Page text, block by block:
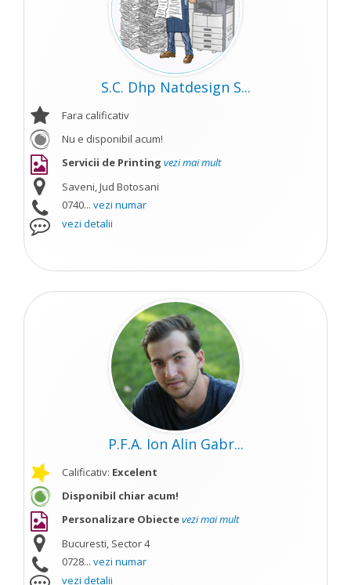
S.C. Dhp Natdesign S...
Fara calificativ
Nu e disponibil acum!
Servicii de Printing vezi mai mult
Saveni, Jud Botosani
0740... vezi numar
vezi detalii
P.F.A. Ion Alin Gabr...
Calificativ: Excelent
Disponibil chiar acum!
Personalizare Obiectevezi mai mult
Bucuresti, Sector 4
0728... vezi numar
vezi detalii